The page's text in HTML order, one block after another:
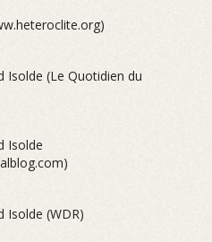
Isolde (Le Quotidien du
Isolde
Isolde (WDR)